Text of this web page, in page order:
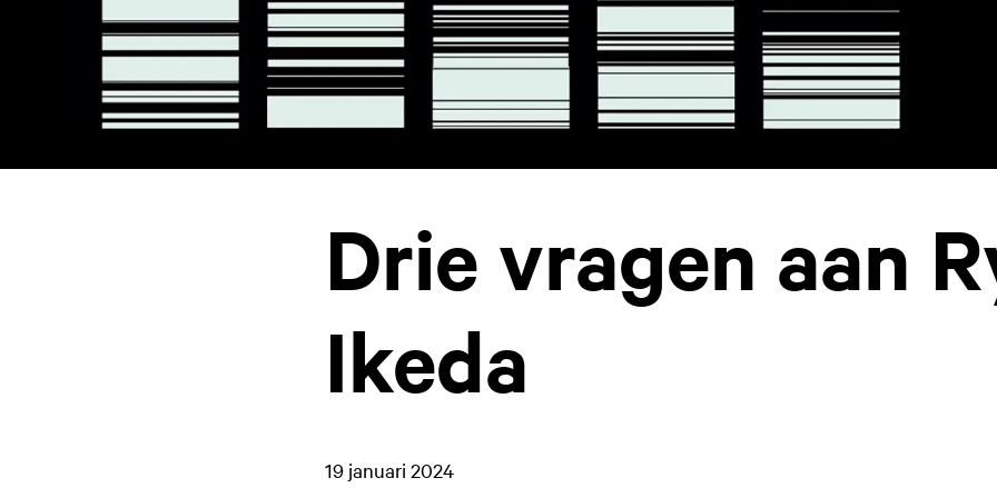
Drie vragen aan
Ikeda
19 januari 2024